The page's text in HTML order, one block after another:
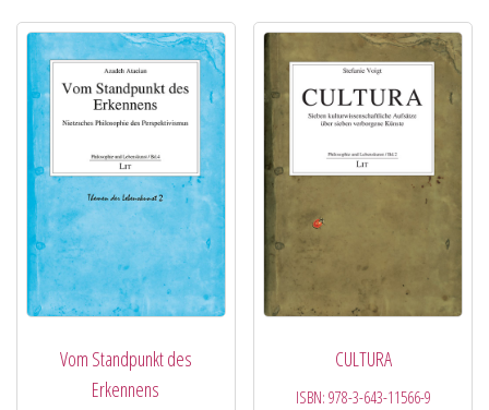
Vom Standpunkt des
Erkennens
CULTURA
ISBN: 978-3-643-11566-9